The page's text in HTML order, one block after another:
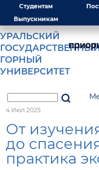
Студентам
Выпускникам
УРАЛЬСКИЙ
ГОРНЫЙ
УНИВЕРСИТЕТ
4 Июл 2025
От
до
практика